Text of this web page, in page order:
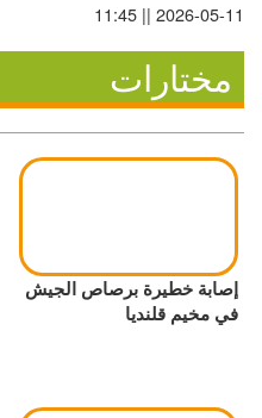
2026-05-11 || 11:45
مختارات
إصابة خطيرة برصاص الجيش
في مخيم قلنديا